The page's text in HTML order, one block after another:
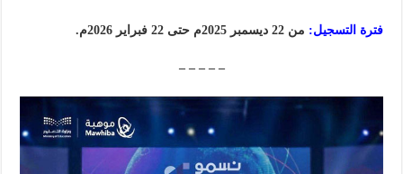
فترة التسجيل: من 22 ديسمبر 2025م حتى 22 فبراير 2026م.
– – – – –